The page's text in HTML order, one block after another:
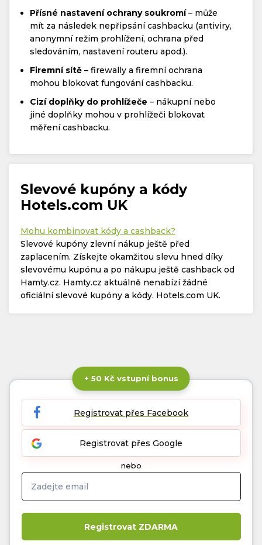
Přísné nastavení ochrany soukromí– může
mít za následek nepřipsání cashbacku (antiviry,
anonymní režim prohlížení, ochrana před
sledováním, nastavení routeru apod.).
Firemní sítě – firewally a firemní ochrana
mohou blokovat fungování cashbacku.
Cizí doplňky do prohlížeče – nákupní nebo
jiné doplňky mohou v prohlížeči blokovat
měření cashbacku.
Slevové kupóny a kódy
Hotels.com UK
Mohu kombinovat kódy a cashback?
Slevové kupóny zlevní nákup ještě před
zaplacením. Získejte okamžitou slevu hned díky
slevovému kupónu a po nákupu ještě cashback od
Hamty.cz. Hamty.cz aktuálně nenabízí žádné
oficiální slevové kupóny a kódy. Hotels.com UK.
+ 50 Kč vstupní bonus
Registrovat přes Facebook
Registrovat přes Google
nebo